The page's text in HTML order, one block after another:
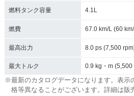
燃料タンク容量 4.1L
燃費 67.0 km/L (60
最高出力 8.0 ps (7,500
最大トルク 0.9 kg・m (5,500
※最新のカタログデータになります。表示
格等異なることがございます。詳細は販